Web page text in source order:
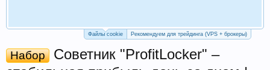
Файлы cookie Рекомендуем для трейдинга (VPS + брокеры)
Набор
Советник "ProfitLocker" –